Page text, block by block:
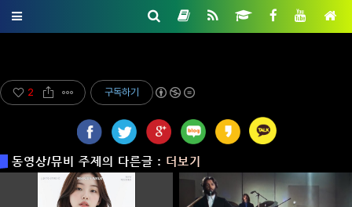
2 구독하기
동영상/뮤비 주제의 다른글 : 더보기